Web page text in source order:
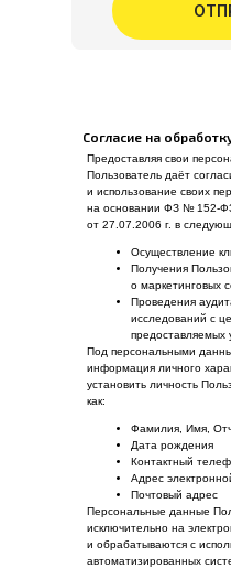
Предоставляя свои
Пользователь даёт
и использование своих
на основании ФЗ № 152-
от 27.07.2006 г. в
Осуществление
Получения
о маркетинговых
Проведения
исследований с
предоставляемых
Под персональными
информация личного
установить личность
как:
Фамилия, Имя,
Дата рождения
Контактный
Адрес
Почтовый адрес
Персональные данные
исключительно на
и обрабатываются с
автоматизированных
Согласие на